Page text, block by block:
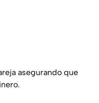
asegurando que